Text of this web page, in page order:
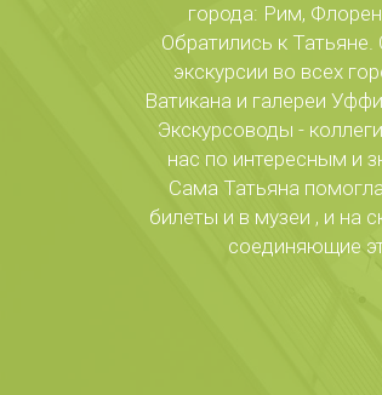
города: Рим,
Обратились к Татьяне.
экскурсии во всех
Ватикана и галереи
Экскурсоводы -
нас по интересным и
Сама Татьяна
билеты и в музеи , и на
соединяющие